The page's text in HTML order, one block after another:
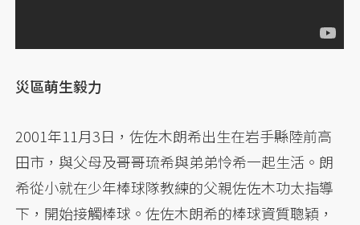
災區萌生毅力
2001年11月3日，佐佐木朗希出生在岩手縣陸前高
田市，與父母及哥哥琉希與弟弟怜希一起生活。朗
希從小就在少年棒球隊教練的父親佐佐木功太指導
下，開始接觸棒球。佐佐木朗希的棒球資質聰穎，